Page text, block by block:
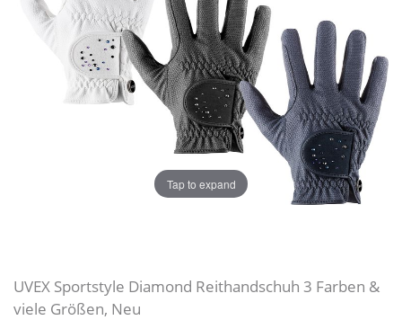
Tap to expand
UVEX Sportstyle Diamond Reithandschuh 3 Farben &
viele Größen, Neu